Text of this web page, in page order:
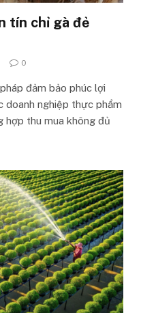
tín chỉ gà đẻ
0
đảm bảo phúc lợi
doanh nghiệp thực phẩm
thu mua không đủ